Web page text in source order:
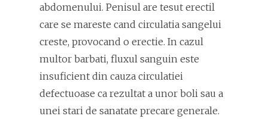
abdomenului. Penisul are tesut erectil
care se mareste cand circulatia sangelui
creste, provocand o erectie. In cazul
multor barbati, fluxul sanguin este
insuficient din cauza circulatiei
defectuoase ca rezultat a unor boli sau a
unei stari de sanatate precare generale.